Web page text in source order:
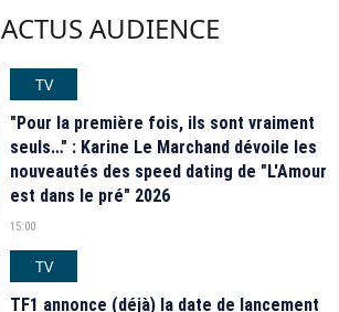
AUDIENCE
TV
"Pour la première fois, ils sont vraiment
seuls…" : Karine Le Marchand dévoile les
nouveautés des speed dating de "L'Amour
est dans le pré" 2026
15:00
TV
TF1 annonce (déjà) la date de lancement